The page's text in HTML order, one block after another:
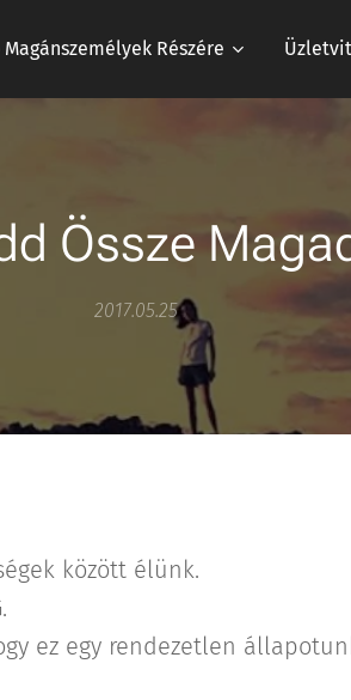
Részére
Össze
2017.05.25
között élünk.
ez egy rendezetlen